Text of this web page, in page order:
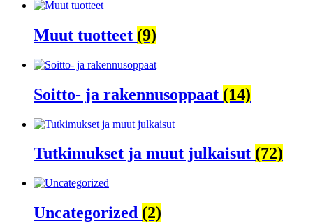
Muut tuotteet (9)
Soitto- ja rakennusoppaat (14)
Tutkimukset ja muut julkaisut (72)
Uncategorized (2)